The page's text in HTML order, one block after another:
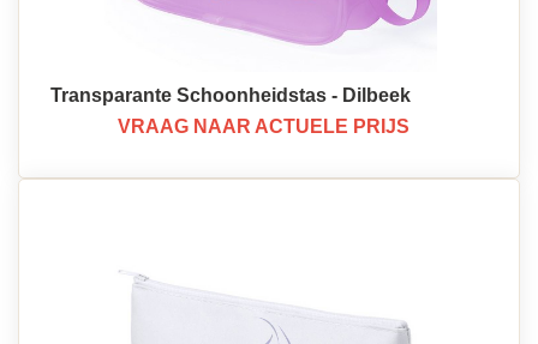
Transparante Schoonheidstas - Dilbeek
VRAAG NAAR ACTUELE PRIJS